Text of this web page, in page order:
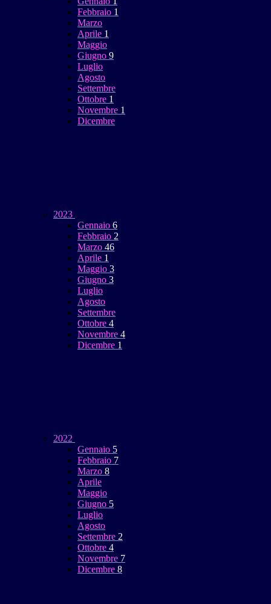
Febbraio 1
Marzo
Aprile 1
Maggio
Giugno 9
Luglio
Agosto
Settembre
Ottobre 1
Novembre 1
Dicembre
2023
Gennaio 6
Febbraio 2
Marzo 46
Aprile 1
Maggio 3
Giugno 3
Luglio
Agosto
Settembre
Ottobre 4
Novembre 4
Dicembre 1
2022
Gennaio 5
Febbraio 7
Marzo 8
Aprile
Maggio
Giugno 5
Luglio
Agosto
Settembre 2
Ottobre 4
Novembre 7
Dicembre 8